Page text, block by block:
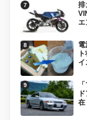
排
エ
イ
在